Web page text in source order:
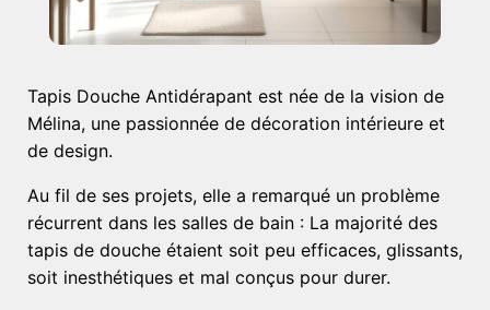
Tapis Douche Antidérapant est née de la vision de
Mélina, une passionnée de décoration intérieure et
de design.
Au fil de ses projets, elle a remarqué un problème
récurrent dans les salles de bain : La majorité des
tapis de douche étaient soit peu efficaces, glissants,
soit inesthétiques et mal conçus pour durer.